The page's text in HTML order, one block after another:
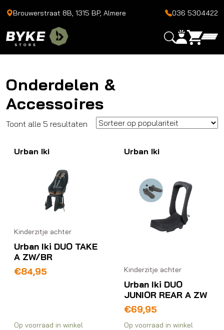
Brouwerstraat 8B, 1315 BP, Almere 036 5304422
Onderdelen &
Accessoires
Toont alle 5 resultaten Gesorteerd
populariteit
Urban Iki
Kinderzitje achter
Urban Iki DUO TAKE
A ZW/BR
€84,95
Op voorraad in winkel
Urban Iki
Kinderzitje achter
Urban Iki DUO
JUNIOR REAR A ZW
€69,95
Op voorraad in winkel